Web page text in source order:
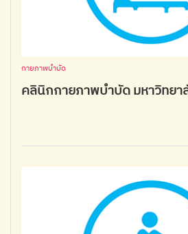
กายภาพบำบัด
คลินิกกายภาพบำบัด มหาวิทยา